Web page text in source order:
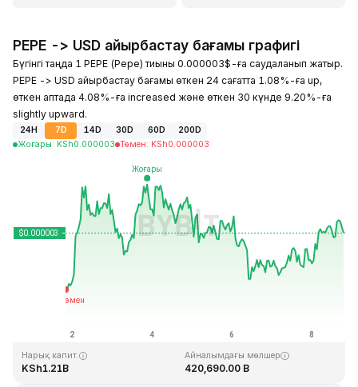
PEPE -> USD айырбастау бағамы графигі
Бүгінгі таңда 1 PEPE (Pepe) тиыны 0.000003$-ға саудаланып жатыр.
PEPE -> USD айырбастау бағамы өткен 24 сағатта 1.08%-ға up,
өткен аптада 4.08%-ға increased және өткен 30 күнде 9.20%-ға
slightly upward.
24H 7D 14D 30D 60D
200D
Жоғары: KSh0.000003 Төмен: KSh0.000003
Соңғы жаңарту: 2026-08-08, 19:29 GMT+0
KSh0.000028 KSh0.000000
Нарық капит.
KSh1.21B
Айналымдағы мөлшер
420,690.00 B